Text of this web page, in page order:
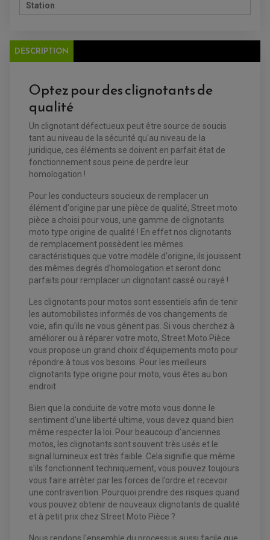
CHARGEUR BATTERIE
ECLAIRAGE MOTO
FEUX ADDITIONNELS
KIT RECONDITIONNEMENT DEMARREUR
REDRESSEUR / REGULATEUR
STATOR
ENTRETIEN MOTO
ATELIER, PADDOCK, STAND
ANTIPARASITE NGK
BOUGIE NGK
FILTRE A AIR
FILTRE A HUILE
FILTRE ET ACCESSOIRE ESSENCE
PRODUIT D'ENTRETIEN
CHARGEUR DE BATTERIE
DISQUE DE FREIN ARRIERE
PLAQUETTE DE FREIN AVANT
PLAQUETTE DE FREIN ARRIERE
ACCESSOIRES ELECTRIQUE QUAD / SSV
BOITIER CDI QUAD ET SSV
CHARGEUR DE BATTERIE QUAD / SSV
COMPTEUR QUAD / SSV
CONTACTEUR A CLÉ QUAD
DÉMARREUR
ECLAIRAGE LED / HALOGÈNE
STATOR ET REDRESSEUR / REGULATEUR
VENTILATEUR DE RADIATEUR
EQUIPEMENT FREINAGE QUAD / SSV
DISQUE DE FREIN QUAD / SSV
POMPE À EAU BOYESEN
KIT RÉPARATION CARBU
RADIATEUR
DURITE RADIATEUR
PNEUMATIQUE
Station
DESCRIPTION
Optez pour des clignotants de
qualité
Un clignotant défectueux peut être source de soucis
tant au niveau de la sécurité qu'au niveau de la
juridique, ces éléments se doivent en parfait état de
fonctionnement sous peine de perdre leur
homologation !
Pour les conducteurs soucieux de remplacer un
élément d'origine par une pièce de qualité, Street moto
pièce a choisi pour vous, une gamme de clignotants
moto type origine de qualité ! En effet nos clignotants
de remplacement possèdent les mêmes
caractéristiques que votre modèle d'origine, ils jouissent
des mêmes degrés d'homologation et seront donc
parfaits pour remplacer un clignotant cassé ou rayé !
Les clignotants pour motos sont essentiels afin de tenir
les automobilistes informés de vos changements de
voie, afin qu'ils ne vous gênent pas. Si vous cherchez à
améliorer ou à réparer votre moto, Street Moto Pièce
vous propose un grand choix d’équipements moto pour
répondre à tous vos besoins. Pour les meilleurs
clignotants type origine pour moto, vous êtes au bon
endroit.
Bien que la conduite de votre moto vous donne le
sentiment d'une liberté ultime, vous devez quand bien
même respecter la loi. Pour beaucoup d’anciennes
motos, les clignotants sont souvent très usés et le
signal lumineux est très faible. Cela signifie que même
s'ils fonctionnent techniquement, vous pouvez toujours
vous faire arrêter par les forces de l’ordre et recevoir
une contravention. Pourquoi prendre des risques quand
vous pouvez obtenir de nouveaux clignotants de qualité
et à petit prix chez Street Moto Pièce ?